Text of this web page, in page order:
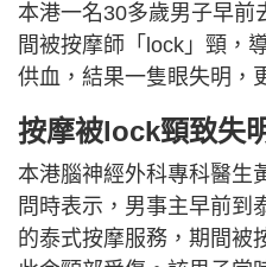
本港一名30多歲男子早前
間被按摩師「lock」頸，
供血，結果一隻眼失明，
按摩被lock頸致失
本港腦神經外科專科醫生
問時表示，男事主早前到
的泰式按摩服務，期間被